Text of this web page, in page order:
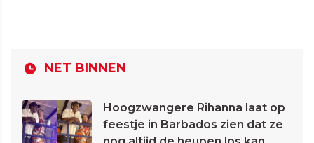
NET BINNEN
Hoogzwangere Rihanna laat op
feestje in Barbados zien dat ze